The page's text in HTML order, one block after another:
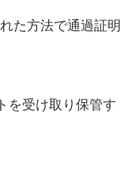
た方法で通過証明
を受け取り保管す